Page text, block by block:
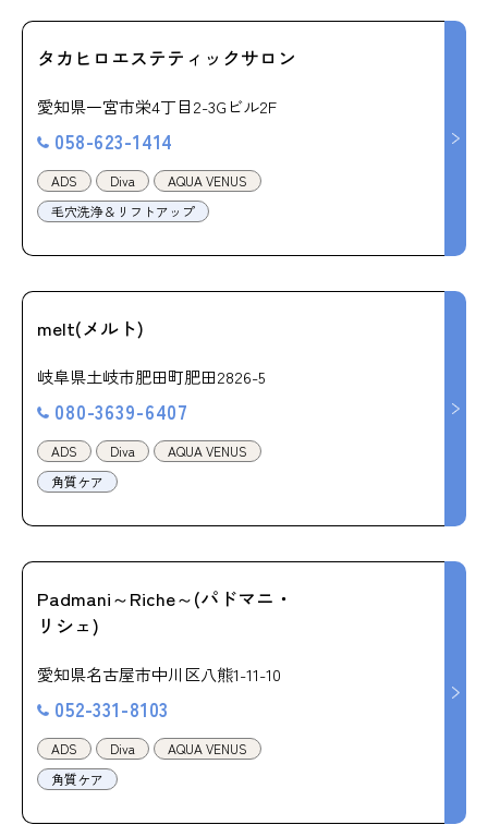
タカヒロエステティックサロン
愛知県一宮市栄4丁目2-3Gビル2F
058-623-1414
ADS Diva
AQUA VENUS
毛穴洗浄＆リフトアップ
melt(メルト)
岐阜県土岐市肥田町肥田2826-5
080-3639-6407
ADS Diva
AQUA VENUS
角質ケア
Padmani～Riche～(パドマニ・
リシェ)
愛知県名古屋市中川区八熊1-11-10
052-331-8103
ADS Diva
AQUA VENUS
角質ケア